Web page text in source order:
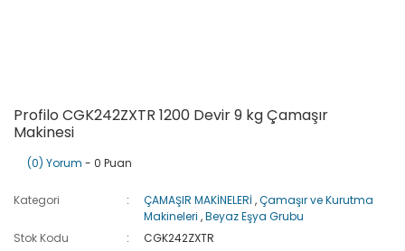
Profilo CGK242ZXTR 1200 Devir 9 kg Çamaşır
Makinesi
(0) Yorum - 0 Puan
Kategori ÇAMAŞIR MAKİNELERİ ,Çamaşır ve Kurutma
Makineleri ,Beyaz Eşya Grubu
Stok Kodu
CGK242ZXTR